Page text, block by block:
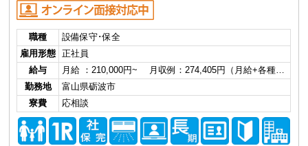
職種
設備保守･保全
雇用形態
正社員
給与
月給 ：210,000円~ 月収例：274,405円（月給+各種…
勤務地
富山県砺波市
寮費
応相談